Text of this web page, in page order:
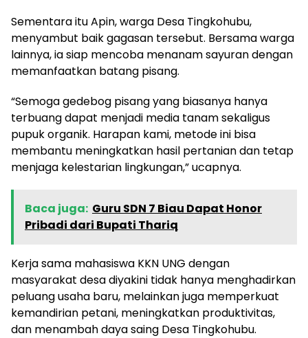
Sementara itu Apin, warga Desa Tingkohubu,
menyambut baik gagasan tersebut. Bersama warga
lainnya, ia siap mencoba menanam sayuran dengan
memanfaatkan batang pisang.
“Semoga gedebog pisang yang biasanya hanya
terbuang dapat menjadi media tanam sekaligus
pupuk organik. Harapan kami, metode ini bisa
membantu meningkatkan hasil pertanian dan tetap
menjaga kelestarian lingkungan,” ucapnya.
Baca juga: Guru SDN 7 Biau Dapat Honor
Pribadi dari Bupati Thariq
Kerja sama mahasiswa KKN UNG dengan
masyarakat desa diyakini tidak hanya menghadirkan
peluang usaha baru, melainkan juga memperkuat
kemandirian petani, meningkatkan produktivitas,
dan menambah daya saing Desa Tingkohubu.